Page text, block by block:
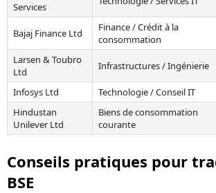
Services
Bajaj Finance Ltd
Finance / Crédit à la
consommation
Larsen & Toubro
Ltd
Infrastructures / Ingénierie
Infosys Ltd Technologie / Conseil IT
Hindustan
Unilever Ltd
Biens de consommation
courante
Conseils pratiques pour
BSE